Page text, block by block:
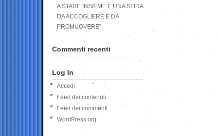
A STARE INSIEME È UNA SFIDA
DA ACCOGLIERE E DA
PROMUOVERE”
Commenti recenti
Log In
Accedi
Feed dei contenuti
Feed dei commenti
WordPress.org